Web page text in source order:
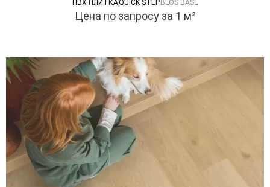
ПВХ ПЛИТКАQUICK STEP BLOS BASE
Цена по запросу за 1 м²